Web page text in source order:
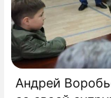
Андрей